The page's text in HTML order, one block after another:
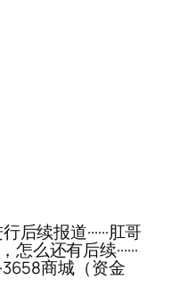
续报道······肛哥
么还有后续······
商城（资金